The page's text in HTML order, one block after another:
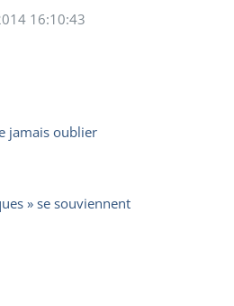
16:10:43
jamais oublier
» se souviennent